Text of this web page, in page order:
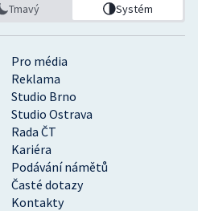
Pro média
Reklama
Studio Brno
Studio Ostrava
Rada ČT
Kariéra
Podávání námětů
Časté dotazy
Kontakty
Tmavý Systém